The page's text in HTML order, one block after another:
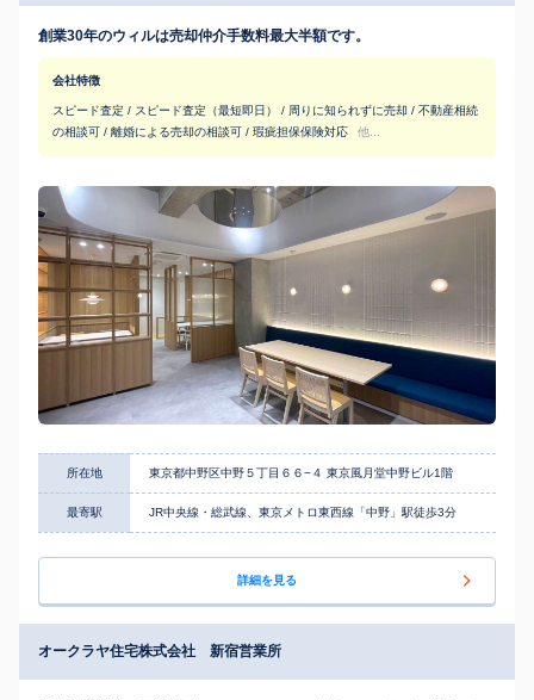
創業30年のウィルは売却仲介手数料最大半額です。
会社特徴
スピード査定 / スピード査定（最短即日） / 周りに知られずに売却 / 不動産相続
の相談可 / 離婚による売却の相談可 / 瑕疵担保保険対応
他...
所在地 東京都中野区中野５丁目６６−４ 東京風月堂中野ビル1階
最寄駅 JR中央線・総武線、東京メトロ東西線「中野」駅徒歩3分
詳細を見る
オークラヤ住宅株式会社 新宿営業所